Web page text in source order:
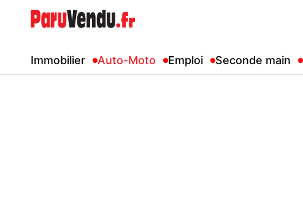
Immobilier Auto-Moto Emploi Seconde main